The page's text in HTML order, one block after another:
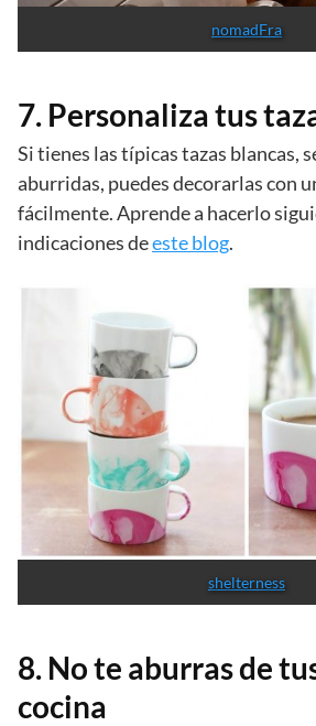
nomadFra
7. Personaliza tus
Si tienes las típicas tazas blancas,
aburridas, puedes decorarlas con
fácilmente. Aprende a hacerlo
indicaciones deeste blog.
shelterness
8. No te aburras de
cocina